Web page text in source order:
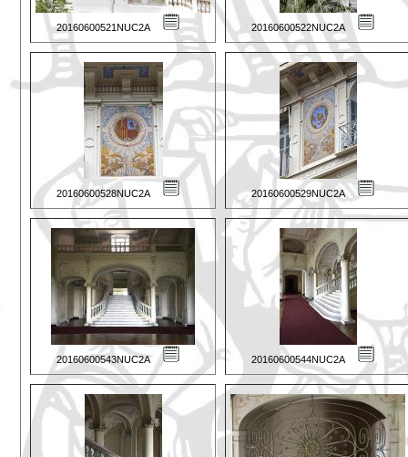
20160600521NUC2A 20160600522NUC2A
20160600528NUC2A 20160600529NUC2A
20160600543NUC2A 20160600544NUC2A